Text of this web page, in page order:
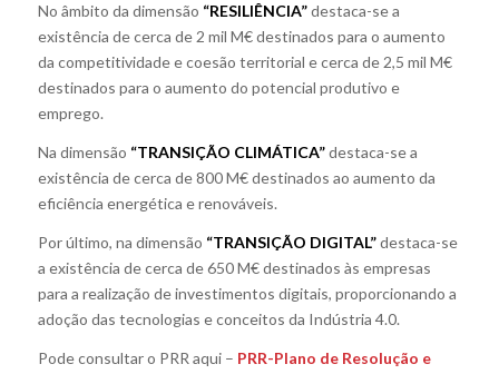
No âmbito da dimensão “RESILIÊNCIA”destaca-se a
existência de cerca de 2 mil M€ destinados para o aumento
da competitividade e coesão territorial e cerca de 2,5 mil M€
destinados para o aumento do potencial produtivo e
emprego.
Na dimensão “TRANSIÇÃO CLIMÁTICA”destaca-se a
existência de cerca de 800 M€ destinados ao aumento da
eficiência energética e renováveis.
Por último, na dimensão “TRANSIÇÃO DIGITAL”destaca-se
a existência de cerca de 650 M€ destinados às empresas
para a realização de investimentos digitais, proporcionando a
adoção das tecnologias e conceitos da Indústria 4.0.
Pode consultar o PRR aqui – PRR-Plano de Resolução e